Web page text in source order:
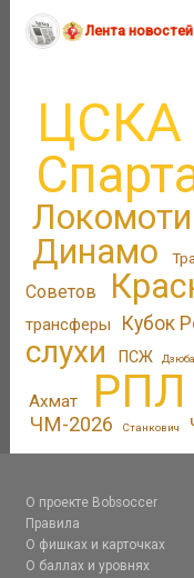
Лента новостей
ЦСКА
Динамо
Советов
трансферы
Кубок
слухи
ПСЖ Дзюба
Ахмат РПЛ
ЧМ-2026 Станкович
О проекте Bobsoccer
Правила
О фишках и карточках
О баллах и уровнях